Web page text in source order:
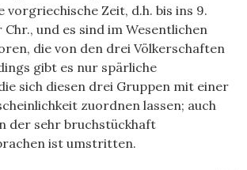
vorgriechische Zeit, d.h. bis ins 9.
und es sind im Wesentlichen
die von den drei Völkerschaften
gibt es nur spärliche
sich diesen drei Gruppen mit einer
zuordnen lassen; auch
der sehr bruchstückhaft
ist umstritten.